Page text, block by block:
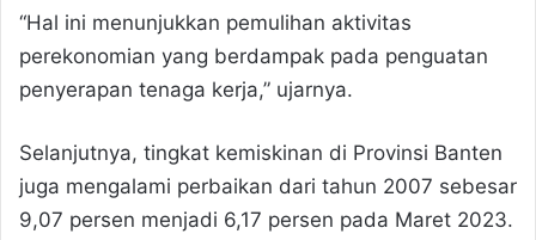
“Hal ini menunjukkan pemulihan aktivitas
perekonomian yang berdampak pada penguatan
penyerapan tenaga kerja,” ujarnya.
Selanjutnya, tingkat kemiskinan di Provinsi Banten
juga mengalami perbaikan dari tahun 2007 sebesar
9,07 persen menjadi 6,17 persen pada Maret 2023.